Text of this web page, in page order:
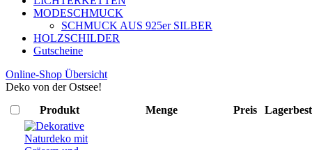
MODESCHMUCK
SCHMUCK AUS 925er SILBER
HOLZSCHILDER
Gutscheine
Online-Shop Übersicht
Deko von der Ostsee!
Produkt
Menge Preis